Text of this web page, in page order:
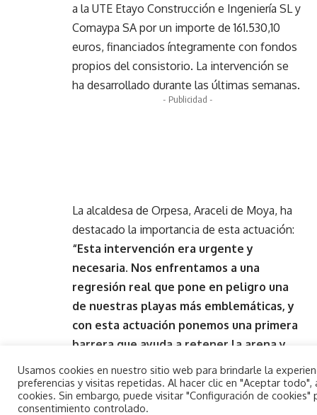
a la UTE Etayo Construcción e Ingeniería SL y
Comaypa SA por un importe de 161.530,10
euros, financiados íntegramente con fondos
propios del consistorio. La intervención se
ha desarrollado durante las últimas semanas.
- Publicidad -
La alcaldesa de Orpesa, Araceli de Moya, ha
destacado la importancia de esta actuación:
“Esta intervención era urgente y
necesaria. Nos enfrentamos a una
regresión real que pone en peligro una
de nuestras playas más emblemáticas, y
con esta actuación ponemos una primera
barrera que ayuda a retener la arena y
proteger nuestra playa”
La primera edil ha agradecido el trabajo de
los técnicos de Urbanismo y la implicación
Usamos cookies en nuestro sitio web para brindarle la
preferencias y visitas repetidas. Al hacer clic en "Aceptar
cookies. Sin embargo, puede visitar "Configuración de cookies"
consentimiento controlado.